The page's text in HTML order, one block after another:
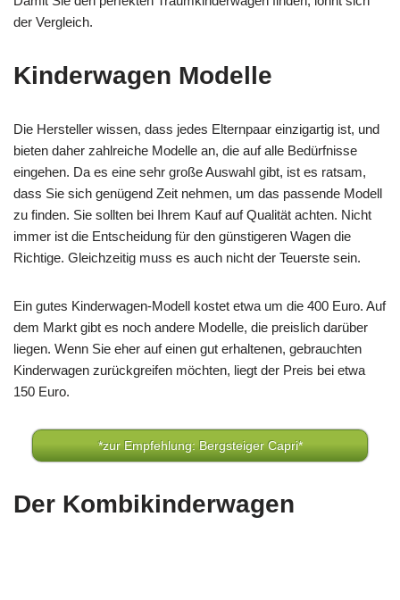
der Vergleich.
Kinderwagen Modelle
Die Hersteller wissen, dass jedes Elternpaar einzigartig ist, und
bieten daher zahlreiche Modelle an, die auf alle Bedürfnisse
eingehen. Da es eine sehr große Auswahl gibt, ist es ratsam,
dass Sie sich genügend Zeit nehmen, um das passende Modell
zu finden. Sie sollten bei Ihrem Kauf auf Qualität achten. Nicht
immer ist die Entscheidung für den günstigeren Wagen die
Richtige. Gleichzeitig muss es auch nicht der Teuerste sein.
Ein gutes Kinderwagen-Modell kostet etwa um die 400 Euro. Auf
dem Markt gibt es noch andere Modelle, die preislich darüber
liegen. Wenn Sie eher auf einen gut erhaltenen, gebrauchten
Kinderwagen zurückgreifen möchten, liegt der Preis bei etwa
150 Euro.
*zur Empfehlung: Bergsteiger Capri*
Der Kombikinderwagen